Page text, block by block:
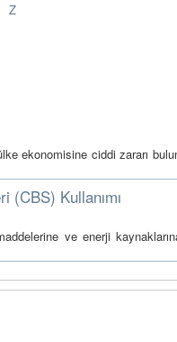
Z
ekonomisine ciddi zararı
(CBS) Kullanımı
ve enerji